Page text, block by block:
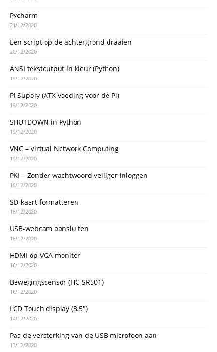
Pycharm
21/12/2020
Een script op de achtergrond draaien
20/12/2020
ANSI tekstoutput in kleur (Python)
19/12/2020
Pi Supply (ATX voeding voor de Pi)
19/12/2020
SHUTDOWN in Python
19/12/2020
VNC – Virtual Network Computing
19/12/2020
PKI – Zonder wachtwoord veiliger inloggen
18/12/2020
SD-kaart formatteren
18/12/2020
USB-webcam aansluiten
18/12/2020
HDMI op VGA monitor
16/12/2020
Bewegingssensor (HC-SR501)
16/12/2020
LCD Touch display (3.5″)
14/12/2020
Pas de versterking van de USB microfoon aan
13/12/2020